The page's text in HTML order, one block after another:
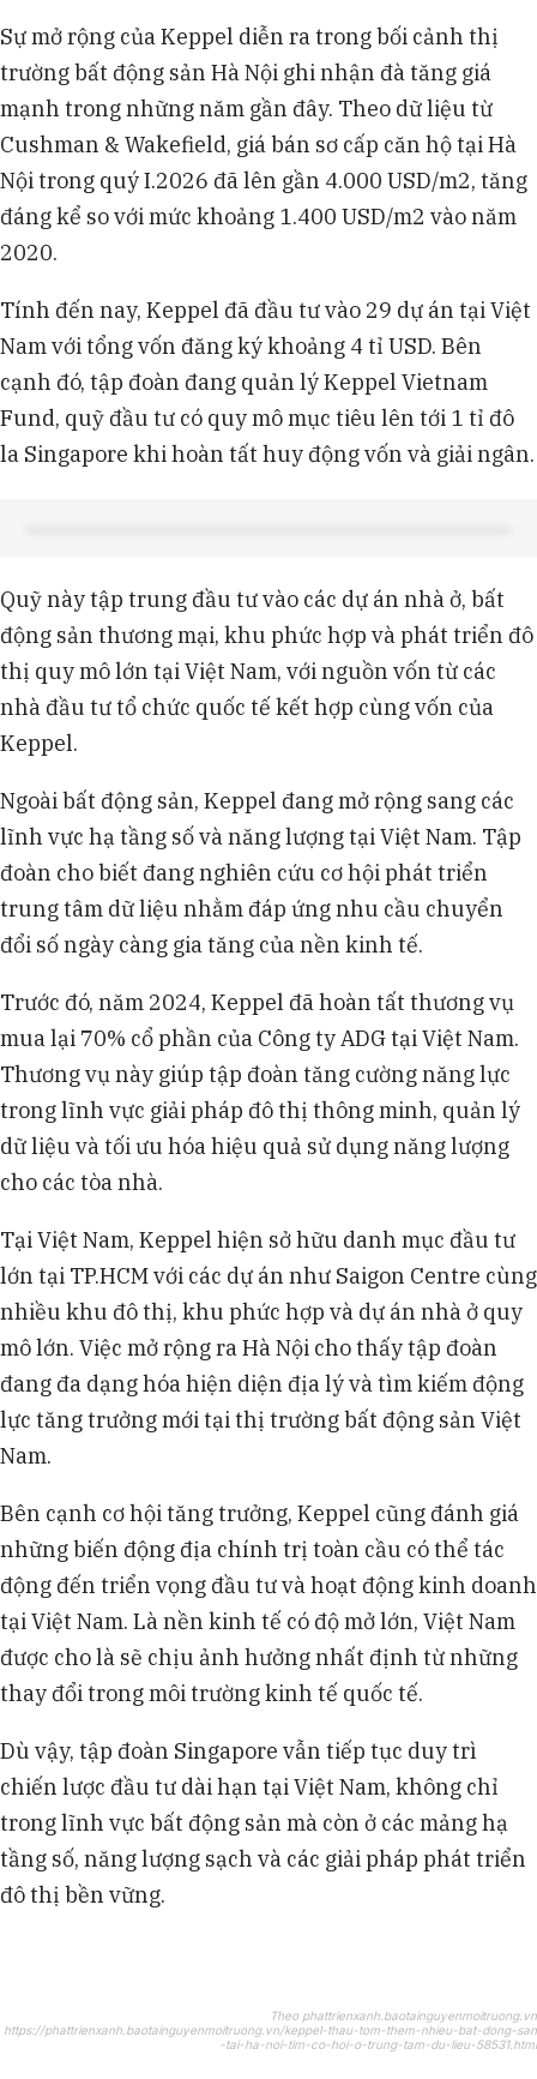
Sự mở rộng của Keppel diễn ra trong bối cảnh thị
trường bất động sản Hà Nội ghi nhận đà tăng giá
mạnh trong những năm gần đây. Theo dữ liệu từ
Cushman & Wakefield, giá bán sơ cấp căn hộ tại Hà
Nội trong quý I.2026 đã lên gần 4.000 USD/m2, tăng
đáng kể so với mức khoảng 1.400 USD/m2 vào năm
2020.
Tính đến nay, Keppel đã đầu tư vào 29 dự án tại Việt
Nam với tổng vốn đăng ký khoảng 4 tỉ USD. Bên
cạnh đó, tập đoàn đang quản lý Keppel Vietnam
Fund, quỹ đầu tư có quy mô mục tiêu lên tới 1 tỉ đô
la Singapore khi hoàn tất huy động vốn và giải ngân.
Quỹ này tập trung đầu tư vào các dự án nhà ở, bất
động sản thương mại, khu phức hợp và phát triển đô
thị quy mô lớn tại Việt Nam, với nguồn vốn từ các
nhà đầu tư tổ chức quốc tế kết hợp cùng vốn của
Keppel.
Ngoài bất động sản, Keppel đang mở rộng sang các
lĩnh vực hạ tầng số và năng lượng tại Việt Nam. Tập
đoàn cho biết đang nghiên cứu cơ hội phát triển
trung tâm dữ liệu nhằm đáp ứng nhu cầu chuyển
đổi số ngày càng gia tăng của nền kinh tế.
Trước đó, năm 2024, Keppel đã hoàn tất thương vụ
mua lại 70% cổ phần của Công ty ADG tại Việt Nam.
Thương vụ này giúp tập đoàn tăng cường năng lực
trong lĩnh vực giải pháp đô thị thông minh, quản lý
dữ liệu và tối ưu hóa hiệu quả sử dụng năng lượng
cho các tòa nhà.
Tại Việt Nam, Keppel hiện sở hữu danh mục đầu tư
lớn tại TP.HCM với các dự án như Saigon Centre cùng
nhiều khu đô thị, khu phức hợp và dự án nhà ở quy
mô lớn. Việc mở rộng ra Hà Nội cho thấy tập đoàn
đang đa dạng hóa hiện diện địa lý và tìm kiếm động
lực tăng trưởng mới tại thị trường bất động sản Việt
Nam.
Bên cạnh cơ hội tăng trưởng, Keppel cũng đánh giá
những biến động địa chính trị toàn cầu có thể tác
động đến triển vọng đầu tư và hoạt động kinh doanh
tại Việt Nam. Là nền kinh tế có độ mở lớn, Việt Nam
được cho là sẽ chịu ảnh hưởng nhất định từ những
thay đổi trong môi trường kinh tế quốc tế.
Dù vậy, tập đoàn Singapore vẫn tiếp tục duy trì
chiến lược đầu tư dài hạn tại Việt Nam, không chỉ
trong lĩnh vực bất động sản mà còn ở các mảng hạ
tầng số, năng lượng sạch và các giải pháp phát triển
đô thị bền vững.
Theo phattrienxanh.baotainguyenmoitruong.vn
https://phattrienxanh.baotainguyenmoitruong.vn/keppel-thau-tom-them-nhieu-bat-dong-san
-tai-ha-noi-tim-co-hoi-o-trung-tam-du-lieu-58531.html